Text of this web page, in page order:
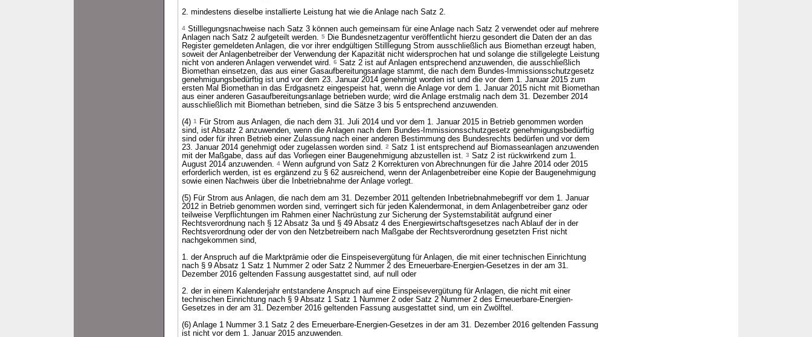
2. mindestens dieselbe installierte Leistung hat wie die Anlage nach Satz 2.
4 Stilllegungsnachweise nach Satz 3 können auch gemeinsam für eine Anlage nach Satz 2 verwendet oder auf mehrere
Anlagen nach Satz 2 aufgeteilt werden. 5 Die Bundesnetzagentur veröffentlicht hierzu gesondert die Daten der an das
Register gemeldeten Anlagen, die vor ihrer endgültigen Stilllegung Strom ausschließlich aus Biomethan erzeugt haben,
soweit der Anlagenbetreiber der Verwendung der Kapazität nicht widersprochen hat und solange die stillgelegte Leistung
nicht von anderen Anlagen verwendet wird. 6 Satz 2 ist auf Anlagen entsprechend anzuwenden, die ausschließlich
Biomethan einsetzen, das aus einer Gasaufbereitungsanlage stammt, die nach dem Bundes-Immissionsschutzgesetz
genehmigungsbedürftig ist und vor dem 23. Januar 2014 genehmigt worden ist und die vor dem 1. Januar 2015 zum
ersten Mal Biomethan in das Erdgasnetz eingespeist hat, wenn die Anlage vor dem 1. Januar 2015 nicht mit Biomethan
aus einer anderen Gasaufbereitungsanlage betrieben wurde; wird die Anlage erstmalig nach dem 31. Dezember 2014
ausschließlich mit Biomethan betrieben, sind die Sätze 3 bis 5 entsprechend anzuwenden.
(4) 1
Für Strom aus Anlagen, die nach dem 31. Juli 2014 und vor dem 1. Januar 2015 in Betrieb genommen worden
sind, ist Absatz 2 anzuwenden, wenn die Anlagen nach dem Bundes-Immissionsschutzgesetz genehmigungsbedürftig
sind oder für ihren Betrieb einer Zulassung nach einer anderen Bestimmung des Bundesrechts bedürfen und vor dem
23. Januar 2014 genehmigt oder zugelassen worden sind. 2 Satz 1 ist entsprechend auf Biomasseanlagen anzuwenden
mit der Maßgabe, dass auf das Vorliegen einer Baugenehmigung abzustellen ist. 3 Satz 2 ist rückwirkend zum 1.
August 2014 anzuwenden. 4 Wenn aufgrund von Satz 2 Korrekturen von Abrechnungen für die Jahre 2014 oder 2015
erforderlich werden, ist es ergänzend zu § 62 ausreichend, wenn der Anlagenbetreiber eine Kopie der Baugenehmigung
sowie einen Nachweis über die Inbetriebnahme der Anlage vorlegt.
(5) Für Strom aus Anlagen, die nach dem am 31. Dezember 2011 geltenden Inbetriebnahmebegriff vor dem 1. Januar
2012 in Betrieb genommen worden sind, verringert sich für jeden Kalendermonat, in dem Anlagenbetreiber ganz oder
teilweise Verpflichtungen im Rahmen einer Nachrüstung zur Sicherung der Systemstabilität aufgrund einer
Rechtsverordnung nach § 12 Absatz 3a und § 49 Absatz 4 des Energiewirtschaftsgesetzes nach Ablauf der in der
Rechtsverordnung oder der von den Netzbetreibern nach Maßgabe der Rechtsverordnung gesetzten Frist nicht
nachgekommen sind,
1. der Anspruch auf die Marktprämie oder die Einspeisevergütung für Anlagen, die mit einer technischen Einrichtung
nach § 9 Absatz 1 Satz 1 Nummer 2 oder Satz 2 Nummer 2 des Erneuerbare-Energien-Gesetzes in der am 31.
Dezember 2016 geltenden Fassung ausgestattet sind, auf null oder
2. der in einem Kalenderjahr entstandene Anspruch auf eine Einspeisevergütung für Anlagen, die nicht mit einer
technischen Einrichtung nach § 9 Absatz 1 Satz 1 Nummer 2 oder Satz 2 Nummer 2 des Erneuerbare-Energien-
Gesetzes in der am 31. Dezember 2016 geltenden Fassung ausgestattet sind, um ein Zwölftel.
(6) Anlage 1 Nummer 3.1 Satz 2 des Erneuerbare-Energien-Gesetzes in der am 31. Dezember 2016 geltenden Fassung
ist nicht vor dem 1. Januar 2015 anzuwenden.